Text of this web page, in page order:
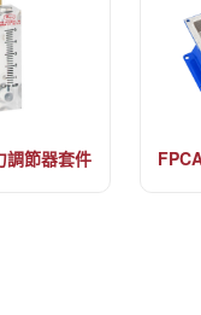
調節器套件